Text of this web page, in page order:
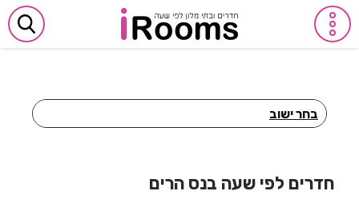
בחר ישוב
חדרים לפי שעה באבן יהודה
חדרים לפי שעה בנס הרים